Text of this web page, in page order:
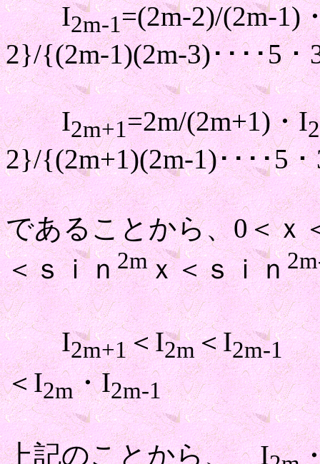
I2m-1=(2m-2)/(2m-1)
2}/{(2m-1)(2m-3)････5・
I2m+1=2m/(2m+1)・I
2}/{(2m+1)(2m-1)････5
であることから、0＜
＜ｓｉｎ2mｘ＜ｓｉｎ
I2m+1＜I2m＜I2m-1
＜I2m・I2m-1
上記のことから、 I